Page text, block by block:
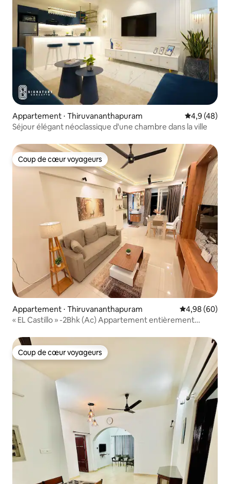
Appartement ⋅ Thiruvananthapuram Évaluation
4,9 (48)
Séjour élégant néoclassique d'une chambre dans la ville
Coup de cœur voyageurs
Coup de cœur voyageurs
Appartement ⋅ Thiruvananthapuram Évaluation
4,98 (60)
« EL Castillo » -2Bhk (Ac) Appartement entièrement
Coup de cœur voyageurs
Coup de cœur voyageurs